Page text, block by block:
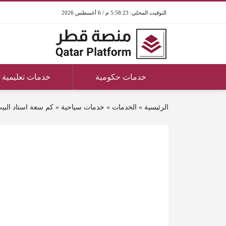
5:58:23 م / 6 أغسطس 2026
خدمات حكومية خدمات تعليمية
الرئيسية » الخدمات » خدمات سياحية »كم سعة استاد